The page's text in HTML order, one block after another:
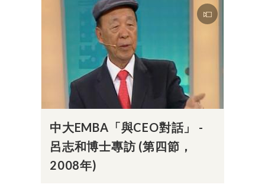
中大EMBA「與CEO對話」 -
呂志和博士專訪 (第四節，
2008年)